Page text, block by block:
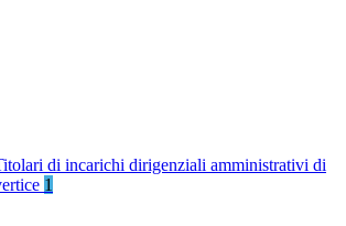
di incarichi dirigenziali amministrativi di
1